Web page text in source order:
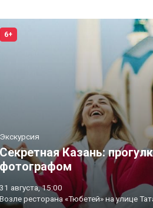
6+
Экскурсия
Секретная Казань:
фотографом
31 августа, 15:00
Возле ресторана «Тюбетей» на улице